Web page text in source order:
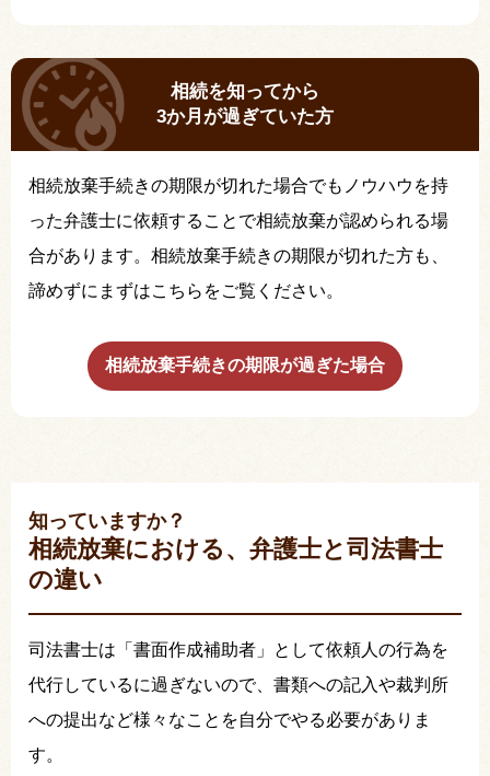
相続を知ってから
3か月が過ぎていた方
相続放棄手続きの期限が切れた場合でもノウハウを持
った弁護士に依頼することで相続放棄が認められる場
合があります。相続放棄手続きの期限が切れた方も、
諦めずにまずはこちらをご覧ください。
相続放棄手続きの期限が過ぎた場合
知っていますか？
相続放棄における、弁護士と司法書士
の違い
司法書士は「書面作成補助者」として依頼人の行為を
代行しているに過ぎないので、書類への記入や裁判所
への提出など様々なことを自分でやる必要がありま
す。